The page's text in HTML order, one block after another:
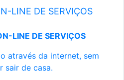
LINE DE SERVIÇOS
LINE DE SERVIÇOS
através da internet, sem
sair de casa.